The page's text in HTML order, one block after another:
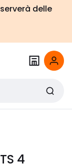
delle
4